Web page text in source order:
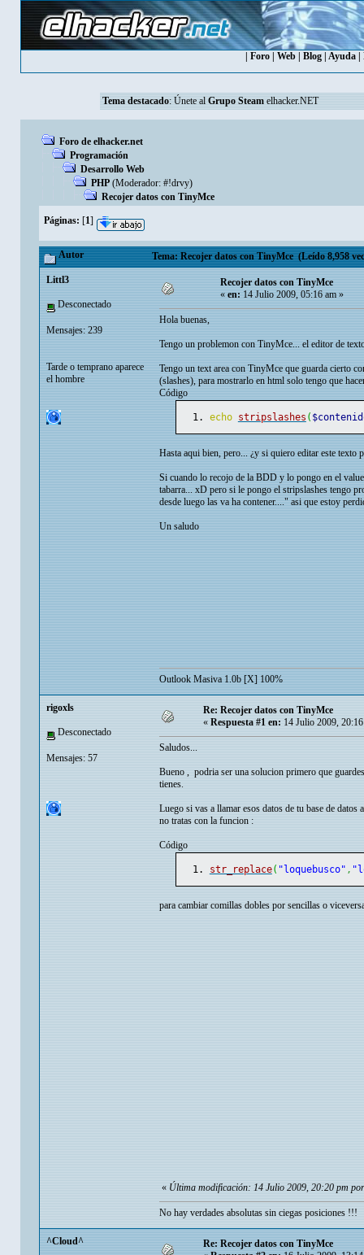
Foro| Web| Blog| Ayuda|
Tema destacado: Únete al Grupo Steamelhacker.NET
Foro de elhacker.net
Programación
Desarrollo Web
PHP (Moderador: #!drvy)
Recojer datos con TinyMce
Páginas: [1]
Autor Tema: Recojer datos con TinyMce (Leído 8,958
Littl3
Desconectado
Mensajes: 239
Tarde o temprano aparece
el hombre
Recojer datos con TinyMce
«en:14 Julio 2009, 05:16 am »
Hola buenas,
Tengo un problemon con TinyMce... el editor de
Tengo un text area con TinyMce que guarda cierto
(slashes), para mostrarlo en html solo tengo que
Código
echo stripslashes (
Hasta aqui bien, pero... ¿y si quiero editar este texto
Si cuando lo recojo de la BDD y lo pongo en el
tabarra... xD pero si le pongo el stripslashes tengo
desde luego las va ha contener...." asi que estoy
Un saludo
Outlook Masiva 1.0b [X] 100%
rigoxls
Desconectado
Mensajes: 57
Re: Recojer datos con TinyMce
« Respuesta #1 en: 14 Julio 2009,
Saludos...
Bueno , podria ser una solucion primero que
tienes.
Luego si vas a llamar esos datos de tu base de
no tratas con la funcion :
Código
str_replace( "loquebusco" ,
para cambiar comillas dobles por sencillas o
« Última modificación: 14 Julio 2009, 20:20 pm
No hay verdades absolutas sin ciegas posiciones !!!
^Cloud^
Re: Recojer datos con TinyMce